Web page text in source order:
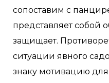
сопоставим с
представляет собой
защищает.
ситуации явного
знаку мотивацию